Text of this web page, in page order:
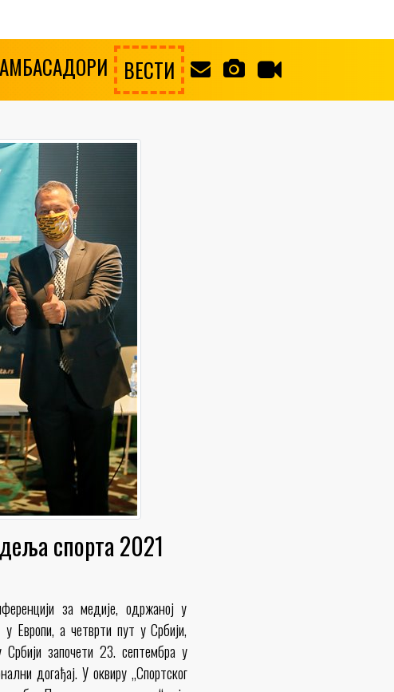
АМБАСАДОРИ ВЕСТИ
спорта 2021
за медије, одржаној у
Европи, а четврти пут у Србији,
започети 23. септембра у
догађај. У оквиру „Спортског